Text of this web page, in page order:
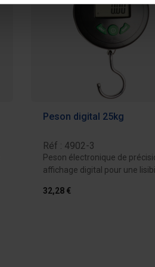
Peson digital 25kg
Réf : 4902-3
Peson électronique de
affichage digital pour une
32,28 €